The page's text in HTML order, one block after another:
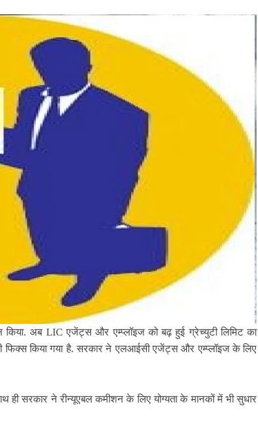
अब LIC एजेंट्स और एम्प्लॉइज को बढ़ हुई ग्रेच्युटी लिमिट का
फिक्स किया गया है. सरकार ने एलआईसी एजेंट्स और एम्प्लॉइज के लिए
सरकार ने रीन्यूएबल कमीशन के लिए योग्यता के मानकों में भी सुधार